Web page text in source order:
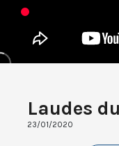
Laudes
23/01/2020